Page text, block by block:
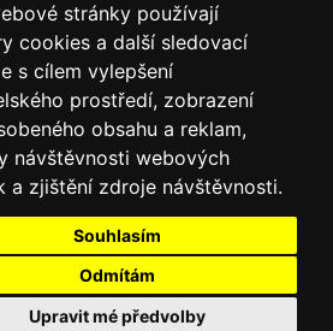
stránky používají
cookies a další sledovací
s cílem vylepšení
prostředí, zobrazení
obsahu a reklam,
návštěvnosti webových
a zjištění zdroje návštěvnosti.
Souhlasím
Odmítám
Upravit mé předvolby
více informací
Novinky
Vývoj a výroba
Ochrana osobních údajů